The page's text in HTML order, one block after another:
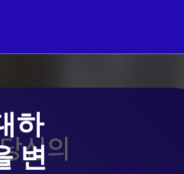
하
변